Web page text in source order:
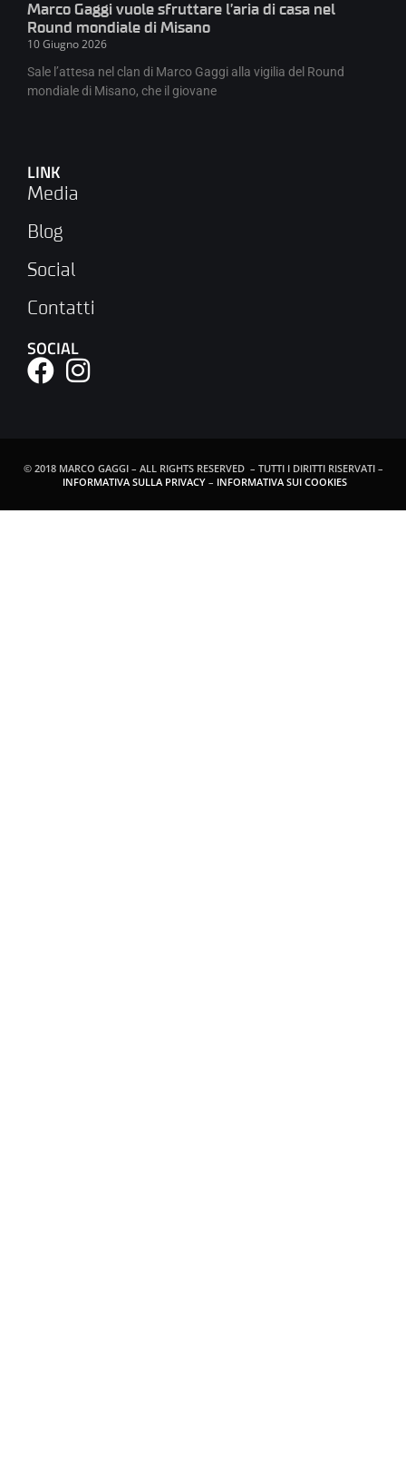
Marco Gaggi vuole sfruttare l’aria di casa nel
Round mondiale di Misano
10 Giugno 2026
Sale l’attesa nel clan di Marco Gaggi alla vigilia del Round
mondiale di Misano, che il giovane
LINK
Media
Blog
Social
Contatti
SOCIAL
© 2018 MARCO GAGGI – ALL RIGHTS RESERVED – TUTTI I DIRITTI RISERVATI –
INFORMATIVA SULLA PRIVACY– INFORMATIVA SUI COOKIES